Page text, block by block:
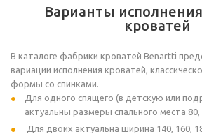
Варианты
кроватей
В каталоге фабрики кроватей Benartti
вариации исполнения кроватей,
формы со спинками.
Для одного спящего (в детскую или
актуальны размеры спального места 80,
Для двоих актуальна ширина 140, 160,